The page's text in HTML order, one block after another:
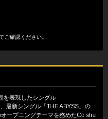
ご確認ください。
を表現したシングル
最新シングル「THE ABYSS」の
ープニングテーマを務めたCo shu